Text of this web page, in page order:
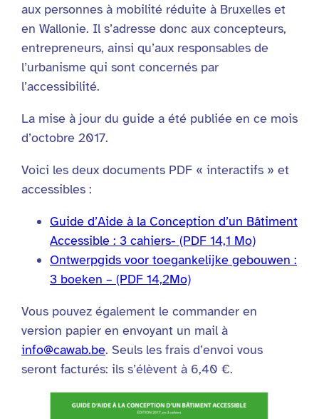
aux personnes à mobilité réduite à Bruxelles et
en Wallonie. Il s’adresse donc aux concepteurs,
entrepreneurs, ainsi qu’aux responsables de
l’urbanisme qui sont concernés par
l’accessibilité.
La mise à jour du guide a été publiée en ce mois
d’octobre 2017.
Voici les deux documents PDF « interactifs » et
accessibles :
Guide d’Aide à la Conception d’un Bâtiment
Accessible : 3 cahiers- (PDF 14,1 Mo)
Ontwerpgids voor toegankelijke gebouwen :
3 boeken – (PDF 14,2Mo)
Vous pouvez également le commander en
version papier en envoyant un mail à
info@cawab.be. Seuls les frais d’envoi vous
seront facturés: ils s’élèvent à 6,40 €.